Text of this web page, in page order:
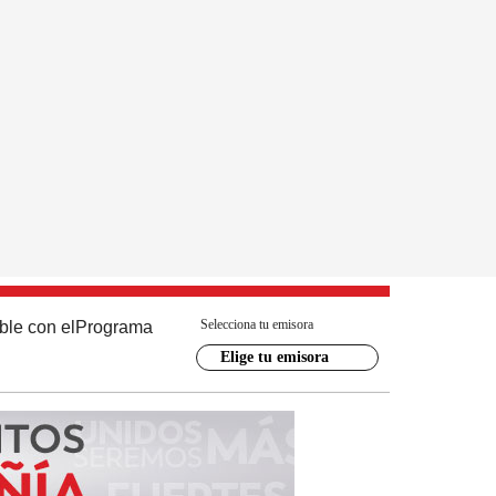
con el Programa Selecciona tu emisora
Elige tu emisora